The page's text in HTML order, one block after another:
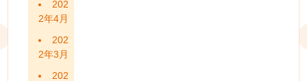
202
2年4月
202
2年3月
202